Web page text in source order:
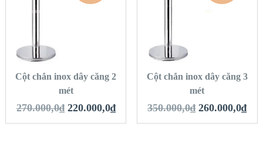
THÊM VÀO GIỎ
HÀNG
Cột chắn inox dây căng 2
mét
270.000,0₫ 220.000,0₫
VIEW DETAILS
THÊM VÀO GIỎ
HÀNG
Cột chắn inox dây căng 3
mét
350.000,0₫ 260.000,0₫